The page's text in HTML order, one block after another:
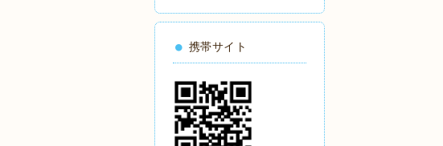
携帯サイト